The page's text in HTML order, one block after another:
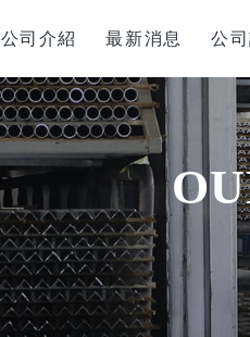
公司介紹 最新消息 公